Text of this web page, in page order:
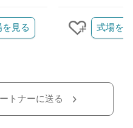
する
を見る
クリップ
式場を
トナーに送る